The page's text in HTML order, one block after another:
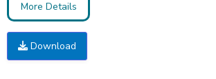
More Details
Download